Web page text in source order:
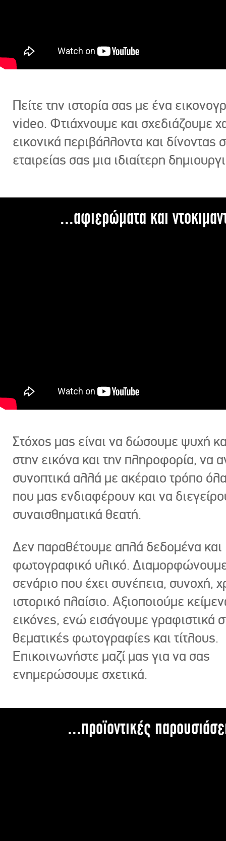
Πείτε την ιστορία σας με ένα
video. Φτιάχνουμε και σχεδιάζουμε
εικονικά περιβάλλοντα και δίνοντας
εταιρείας σας μια ιδιαίτερη
...αφιερώματα και
Στόχος μας είναι να δώσουμε ψυχή
στην εικόνα και την πληροφορία, να
συνοπτικά αλλά με ακέραιο τρόπο
που μας ενδιαφέρουν και να
συναισθηματικά θεατή.
Δεν παραθέτουμε απλά δεδομένα και
φωτογραφικό υλικό.
σενάριο που έχει συνέπεια, συνοχή,
ιστορικό πλαίσιο. Αξιοποιούμε
εικόνες, ενώ εισάγουμε γραφιστικά
θεματικές φωτογραφίες και τίτλους.
Επικοινωνήστε μαζί μας για να σας
ενημερώσουμε σχετικά.
...προϊοντικές